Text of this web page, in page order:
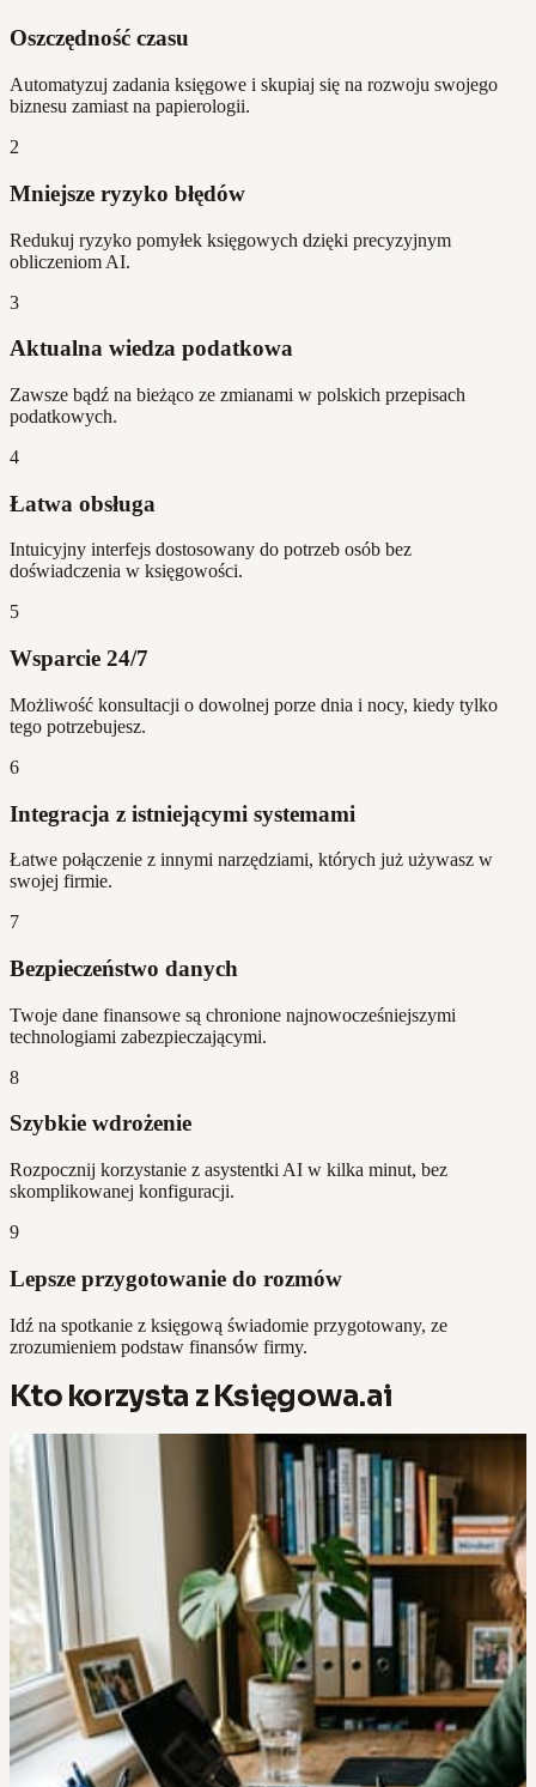
Oszczędność czasu
Automatyzuj zadania księgowe i skupiaj się na rozwoju swojego
biznesu zamiast na papierologii.
2
Mniejsze ryzyko błędów
Redukuj ryzyko pomyłek księgowych dzięki precyzyjnym
obliczeniom AI.
3
Aktualna wiedza podatkowa
Zawsze bądź na bieżąco ze zmianami w polskich przepisach
podatkowych.
4
Łatwa obsługa
Intuicyjny interfejs dostosowany do potrzeb osób bez
doświadczenia w księgowości.
5
Wsparcie 24/7
Możliwość konsultacji o dowolnej porze dnia i nocy, kiedy tylko
tego potrzebujesz.
6
Integracja z istniejącymi systemami
Łatwe połączenie z innymi narzędziami, których już używasz w
swojej firmie.
7
Bezpieczeństwo danych
Twoje dane finansowe są chronione najnowocześniejszymi
technologiami zabezpieczającymi.
8
Szybkie wdrożenie
Rozpocznij korzystanie z asystentki AI w kilka minut, bez
skomplikowanej konfiguracji.
9
Lepsze przygotowanie do rozmów
Idź na spotkanie z księgową świadomie przygotowany, ze
zrozumieniem podstaw finansów firmy.
Kto korzysta z Księgowa.ai